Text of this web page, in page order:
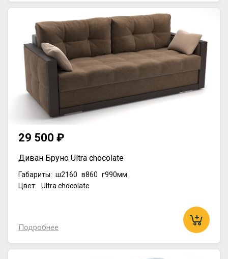
29 500 ₽
Диван Бруно Ultra chocolate
Габариты: ш2160 в860 г990мм
Цвет: Ultra chocolate
Подробнее